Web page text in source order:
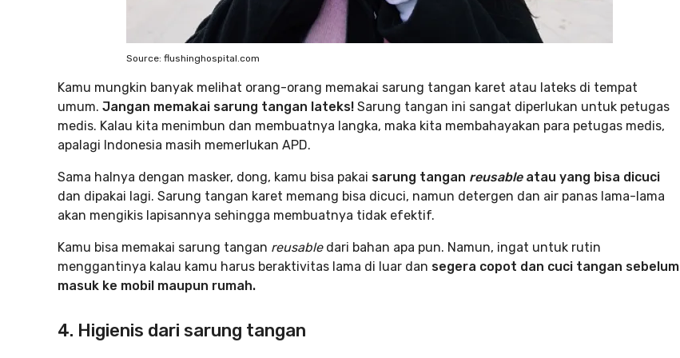
Source: flushinghospital.com
Kamu mungkin banyak melihat orang-orang memakai sarung tangan karet atau lateks di tempat
umum. Jangan memakai sarung tangan lateks! Sarung tangan ini sangat diperlukan untuk petugas
medis. Kalau kita menimbun dan membuatnya langka, maka kita membahayakan para petugas medis,
apalagi Indonesia masih memerlukan APD.
Sama halnya dengan masker, dong, kamu bisa pakai sarung tangan reusableatau yang bisa dicuci
dan dipakai lagi. Sarung tangan karet memang bisa dicuci, namun detergen dan air panas lama-lama
akan mengikis lapisannya sehingga membuatnya tidak efektif.
Kamu bisa memakai sarung tangan reusabledari bahan apa pun. Namun, ingat untuk rutin
menggantinya kalau kamu harus beraktivitas lama di luar dan segera copot dan cuci tangan sebelum
masuk ke mobil maupun rumah.
4. Higienis dari sarung tangan